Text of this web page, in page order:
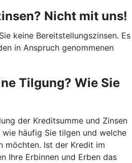
Nicht mit uns!
keine Bereitstellungszinsen. Es
in Anspruch genommenen
Tilgung? Wie Sie
der Kreditsumme und Zinsen
häufig Sie tilgen und welche
möchten. Ist der Kredit im
Ihre Erbinnen und Erben das